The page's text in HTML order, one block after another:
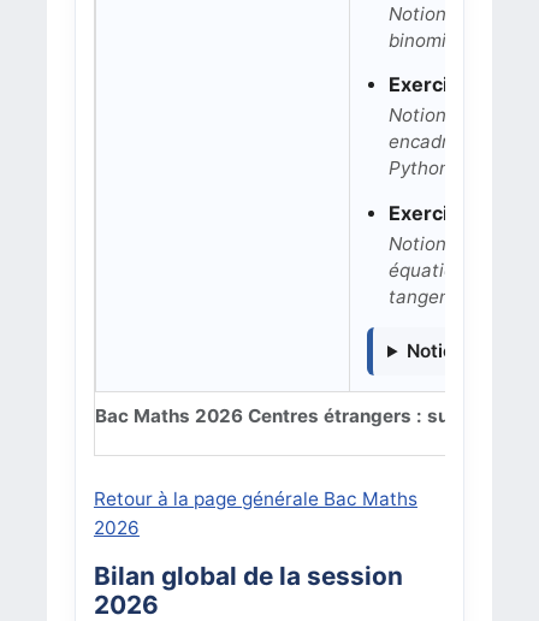
Bac Maths 2026 Centres étrangers : sujets,
Notions : arbre
binomiale,
Exercice 3 :
Notions :
encadrement,
Python.
Exercice 4 :
Notions :
équation
tangentes
Notions
Retour à la page générale Bac Maths
2026
Bilan global de la session
2026